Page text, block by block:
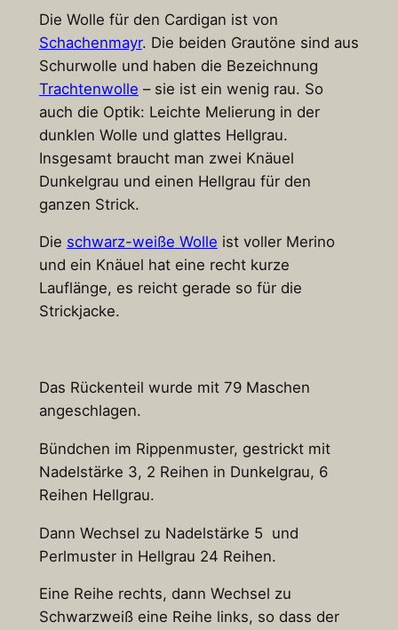
Die Wolle für den Cardigan ist von
Schachenmayr. Die beiden Grautöne sind aus
Schurwolle und haben die Bezeichnung
Trachtenwolle – sie ist ein wenig rau. So
auch die Optik: Leichte Melierung in der
dunklen Wolle und glattes Hellgrau.
Insgesamt braucht man zwei Knäuel
Dunkelgrau und einen Hellgrau für den
ganzen Strick.
Die schwarz-weiße Wolle ist voller Merino
und ein Knäuel hat eine recht kurze
Lauflänge, es reicht gerade so für die
Strickjacke.
Das Rückenteil wurde mit 79 Maschen
angeschlagen.
Bündchen im Rippenmuster, gestrickt mit
Nadelstärke 3, 2 Reihen in Dunkelgrau, 6
Reihen Hellgrau.
Dann Wechsel zu Nadelstärke 5 und
Perlmuster in Hellgrau 24 Reihen.
Eine Reihe rechts, dann Wechsel zu
Schwarzweiß eine Reihe links, so dass der